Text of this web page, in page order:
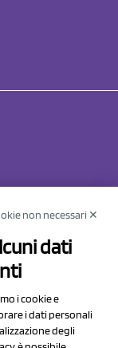
1
non necessari ✕
dati
i cookie e
i dati personali
degli